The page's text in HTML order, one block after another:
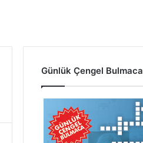
Günlük Çengel Bulmaca